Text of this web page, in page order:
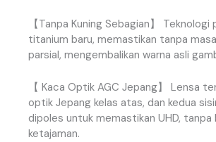
【Tanpa Kuning Sebagian】 Teknologi
titanium baru, memastikan tanpa
parsial, mengembalikan warna asli
【 Kaca Optik AGC Jepang】 Lensa
optik Jepang kelas atas, dan kedua
dipoles untuk memastikan UHD, tanpa
ketajaman.